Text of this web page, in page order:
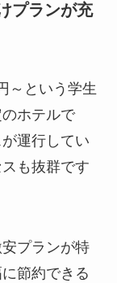
プランが充
～という学生
ホテルで
運行してい
も抜群です
プランが特
節約できる